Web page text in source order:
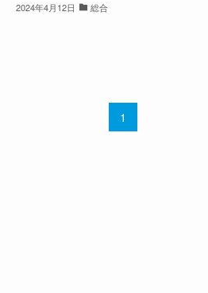
2024年4月12日 総合
1